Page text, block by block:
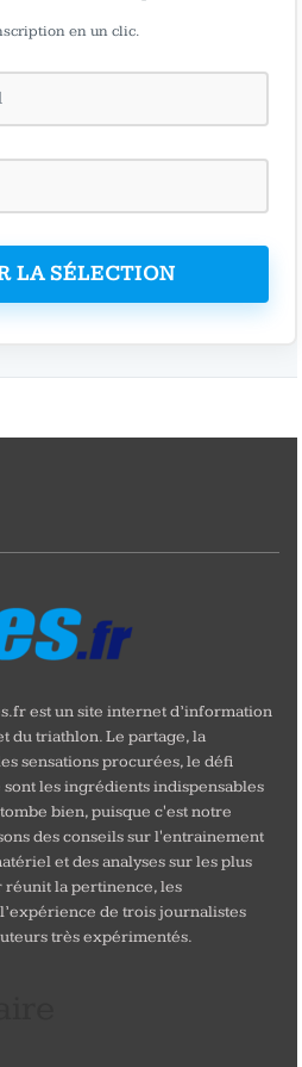
en un clic.
LA SÉLECTION
est un site internet d’information
du triathlon. Le partage, la
sensations procurées, le défi
les ingrédients indispensables
bien, puisque c'est notre
des conseils sur l'entrainement
et des analyses sur les plus
réunit la pertinence, les
de trois journalistes
très expérimentés.